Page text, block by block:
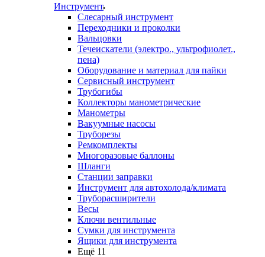
Инструмент
Слесарный инструмент
Переходники и проколки
Вальцовки
Течеискатели (электро., ультрофиолет.,
пена)
Оборудование и материал для пайки
Сервисный инструмент
Трубогибы
Коллекторы манометрические
Манометры
Вакуумные насосы
Труборезы
Ремкомплекты
Многоразовые баллоны
Шланги
Станции заправки
Инструмент для автохолода/климата
Труборасширители
Весы
Ключи вентильные
Сумки для инструмента
Ящики для инструмента
Ещё 11